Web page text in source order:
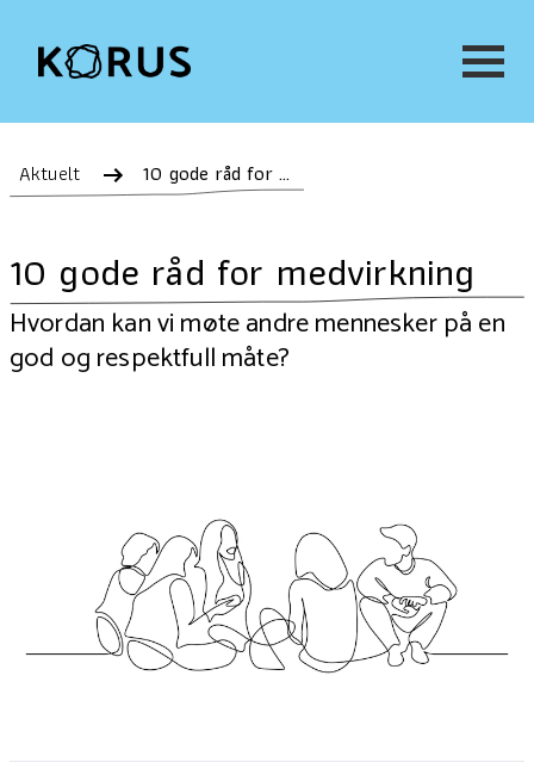
Aktuelt 10 gode råd for medvirkning
10 gode råd for medvirkning
Hvordan kan vi møte andre mennesker på en
god og respektfull måte?